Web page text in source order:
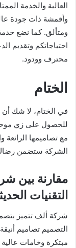
العالية والخدمة
وأقمشة ذات جودة
ومتألق. كما نضع خدمة
احتياجاتكم وتقديم
محترف وودود.
الختام
في الختام، لا شك
للحصول على زي موحد
مع تصاميمها
الشركة ستضمن
مقارنة بين
التقنيات
شركة ألف تتميز
التصميم تصاميم
مبتكرة وخامات عالية